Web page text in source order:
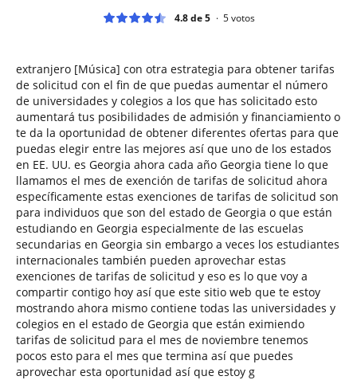
4.8 de 5 5votos
extranjero [Música] con otra estrategia para obtener tarifas
de solicitud con el fin de que puedas aumentar el número
de universidades y colegios a los que has solicitado esto
aumentará tus posibilidades de admisión y financiamiento o
te da la oportunidad de obtener diferentes ofertas para que
puedas elegir entre las mejores así que uno de los estados
en EE. UU. es Georgia ahora cada año Georgia tiene lo que
llamamos el mes de exención de tarifas de solicitud ahora
específicamente estas exenciones de tarifas de solicitud son
para individuos que son del estado de Georgia o que están
estudiando en Georgia especialmente de las escuelas
secundarias en Georgia sin embargo a veces los estudiantes
internacionales también pueden aprovechar estas
exenciones de tarifas de solicitud y eso es lo que voy a
compartir contigo hoy así que este sitio web que te estoy
mostrando ahora mismo contiene todas las universidades y
colegios en el estado de Georgia que están eximiendo
tarifas de solicitud para el mes de noviembre tenemos
pocos esto para el mes que termina así que puedes
aprovechar esta oportunidad así que estoy g